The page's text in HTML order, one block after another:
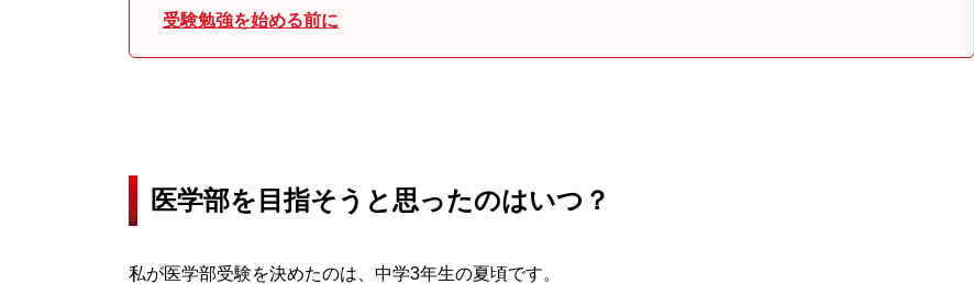
受験勉強を始める前に
医学部を目指そうと思ったのはいつ？
私が医学部受験を決めたのは、中学3年生の夏頃です。